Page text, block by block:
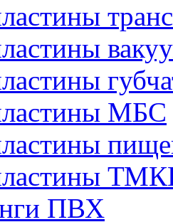
МБС
ПВХ